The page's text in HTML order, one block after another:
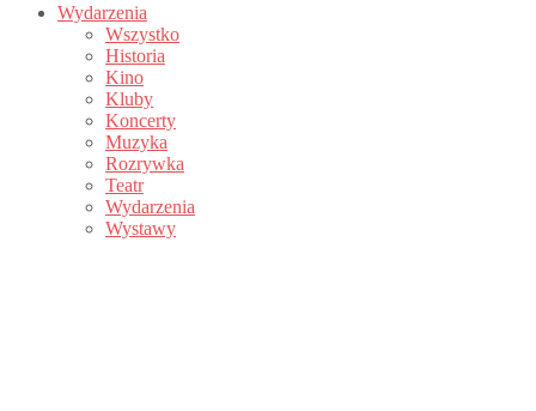
Wydarzenia
Wszystko
Historia
Kino
Kluby
Koncerty
Muzyka
Rozrywka
Teatr
Wydarzenia
Wystawy